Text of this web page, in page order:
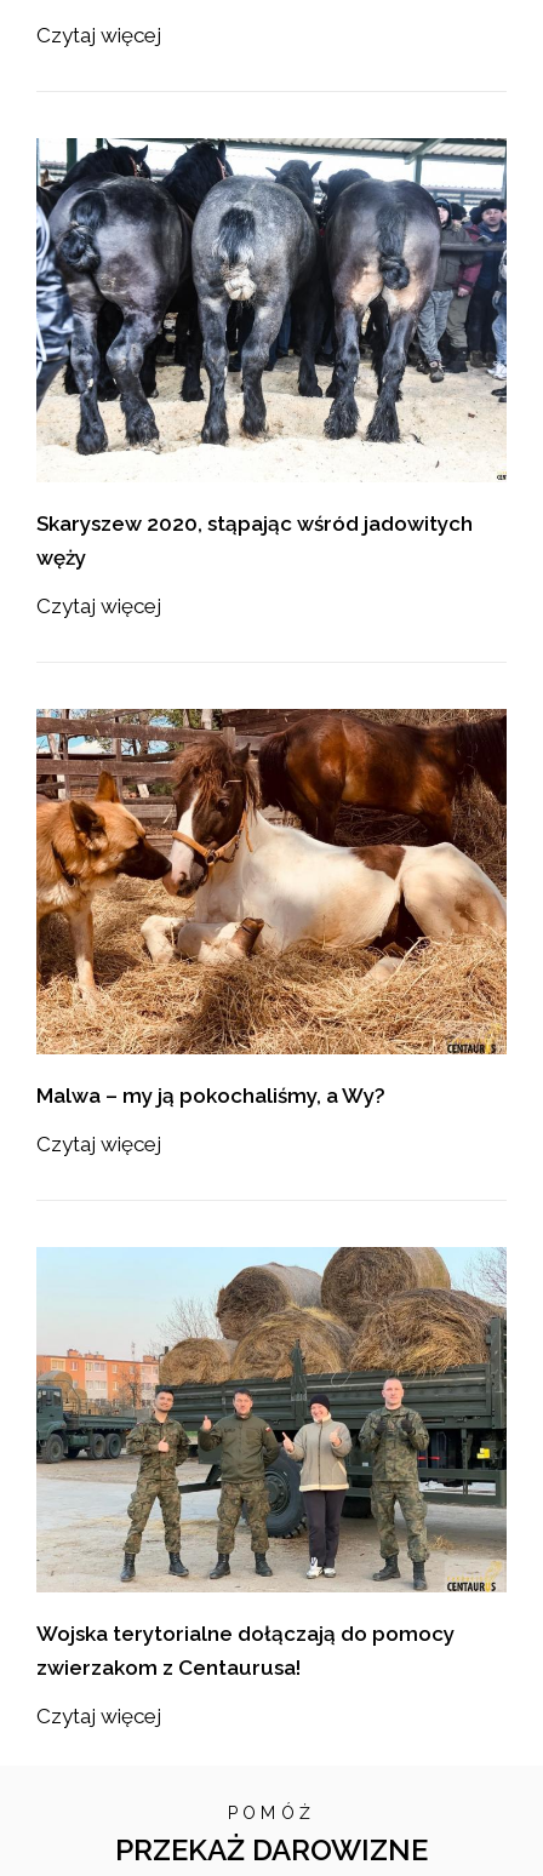
Czytaj więcej
Skaryszew 2020, stąpając wśród jadowitych
węży
Czytaj więcej
Malwa – my ją pokochaliśmy, a Wy?
Czytaj więcej
Wojska terytorialne dołączają do pomocy
zwierzakom z Centaurusa!
Czytaj więcej
POMÓŻ
PRZEKAŻ DAROWIZNE